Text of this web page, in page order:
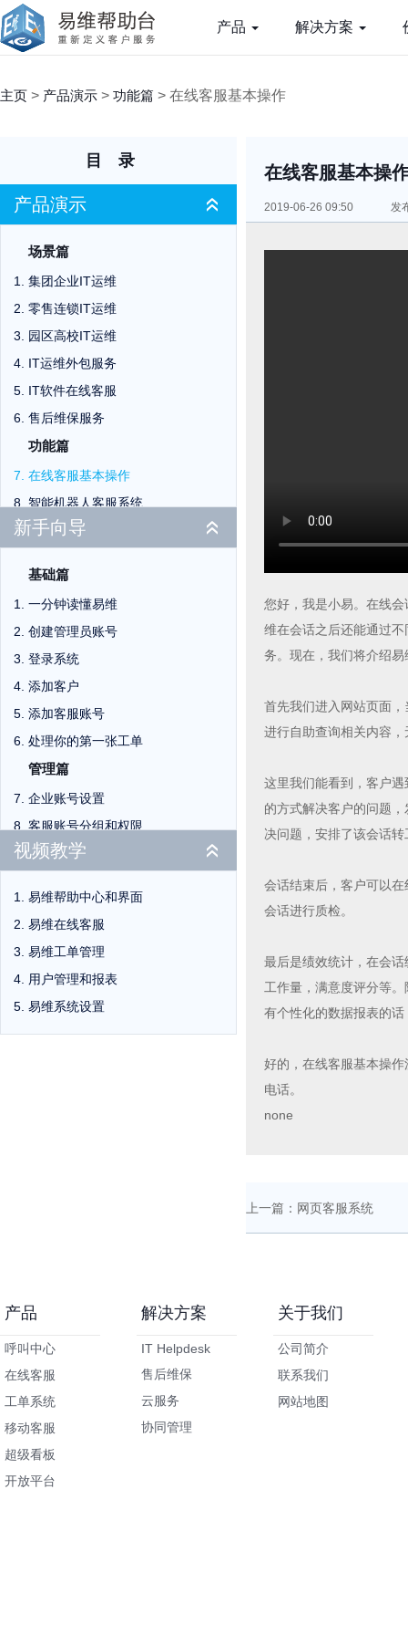
产品 解决方案
主页 > 产品演示 > 功能篇 > 在线客服基本操作
目录
产品演示 «
场景篇
集团企业IT运维
零售连锁IT运维
园区高校IT运维
IT运维外包服务
IT软件在线客服
售后维保服务
功能篇
在线客服基本操作
智能机器人客服系统
IM在线客服系统
微信在线客服
电话客服系统
远程协助
会话分派
邮件工单系统
工单管理处理
工单自定义
派工单系统
工单自动化
批量派单
工单SLA
新手向导 «
基础篇
一分钟读懂易维
创建管理员账号
登录系统
添加客户
添加客服账号
处理你的第一张工单
管理篇
企业账号设置
客服账号分组和权限
多渠道接入
客户设置
商业规则
系统集成
客户篇
视频教学 «
易维帮助中心和界面
易维在线客服
易维工单管理
用户管理和报表
易维系统设置
在线客服基本操
2019-06-26 09:50 发
您好，我是小易。在线
维在会话之后还能通过
务。现在，我们将介绍
首先我们进入网站页面
进行自助查询相关内容
这里我们能看到，客户
的方式解决客户的问题
决问题，安排了该会话
会话结束后，客户可以
会话进行质检。
最后是绩效统计，在会
工作量，满意度评分等
有个性化的数据报表的
好的，在线客服基本操
电话。
none
上一篇： 网页客服系统
产品
呼叫中心
在线客服
工单系统
移动客服
超级看板
开放平台
解决方案
IT Helpdesk
售后维保
云服务
协同管理
关于我们
公司简介
联系我们
网站地图